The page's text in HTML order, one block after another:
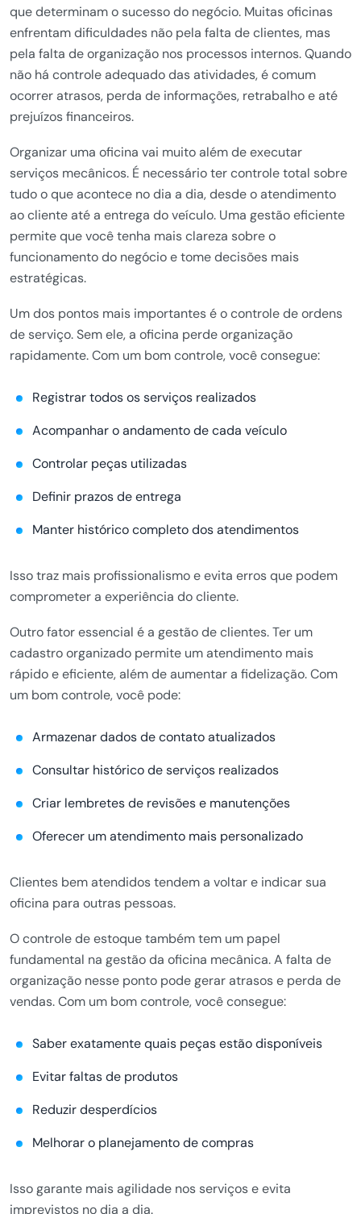
que determinam o sucesso do negócio. Muitas oficinas
enfrentam dificuldades não pela falta de clientes, mas
pela falta de organização nos processos internos. Quando
não há controle adequado das atividades, é comum
ocorrer atrasos, perda de informações, retrabalho e até
prejuízos financeiros.
Organizar uma oficina vai muito além de executar
serviços mecânicos. É necessário ter controle total sobre
tudo o que acontece no dia a dia, desde o atendimento
ao cliente até a entrega do veículo. Uma gestão eficiente
permite que você tenha mais clareza sobre o
funcionamento do negócio e tome decisões mais
estratégicas.
Um dos pontos mais importantes é o controle de ordens
de serviço. Sem ele, a oficina perde organização
rapidamente. Com um bom controle, você consegue:
Registrar todos os serviços realizados
Acompanhar o andamento de cada veículo
Controlar peças utilizadas
Definir prazos de entrega
Manter histórico completo dos atendimentos
Isso traz mais profissionalismo e evita erros que podem
comprometer a experiência do cliente.
Outro fator essencial é a gestão de clientes. Ter um
cadastro organizado permite um atendimento mais
rápido e eficiente, além de aumentar a fidelização. Com
um bom controle, você pode:
Armazenar dados de contato atualizados
Consultar histórico de serviços realizados
Criar lembretes de revisões e manutenções
Oferecer um atendimento mais personalizado
Clientes bem atendidos tendem a voltar e indicar sua
oficina para outras pessoas.
O controle de estoque também tem um papel
fundamental na gestão da oficina mecânica. A falta de
organização nesse ponto pode gerar atrasos e perda de
vendas. Com um bom controle, você consegue:
Saber exatamente quais peças estão disponíveis
Evitar faltas de produtos
Reduzir desperdícios
Melhorar o planejamento de compras
Isso garante mais agilidade nos serviços e evita
imprevistos no dia a dia.